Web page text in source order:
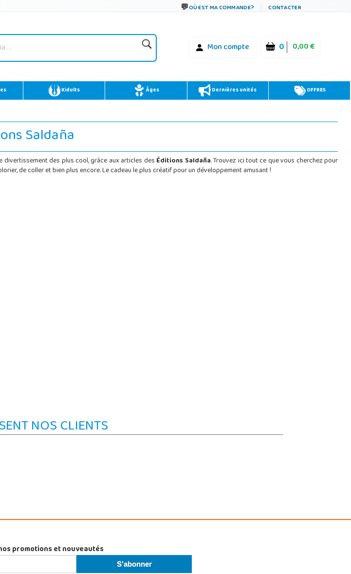
OÙ EST MA COMMANDE? CONTACTER
Mon compte 0 0,00 €
Kidults Âges Dernières unités OFFRES
Saldaña
des plus cool, grâce aux articles desÉditions Saldaña. Trouvez ici tout ce que vous cherchez pour
de coller et bien plus encore. Le cadeau le plus créatif pour un développement amusant !
NOS CLIENTS
promotions et nouveautés